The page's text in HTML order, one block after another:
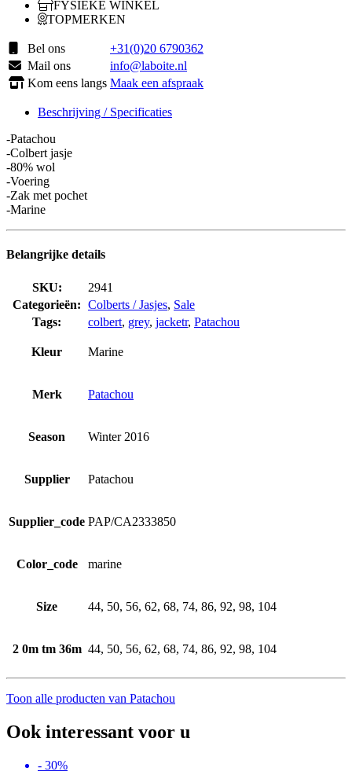
FYSIEKE WINKEL
TOPMERKEN
Bel ons
+31(0)20 6790362
Mail ons
info@laboite.nl
Kom eens langs Maak een afspraak
Beschrijving / Specificaties
-Patachou
-Colbert jasje
-80% wol
-Voering
-Zak met pochet
-Marine
Belangrijke details
SKU:
2941
Categorieën: Colberts / Jasjes, Sale
Tags:
colbert, grey, jacketr, Patachou
Kleur Marine
Merk Patachou
Season Winter 2016
Supplier Patachou
Supplier_code PAP/CA2333850
Color_code marine
Size 44, 50, 56, 62, 68, 74, 86, 92, 98, 104
2 0m tm 36m 44, 50, 56, 62, 68, 74, 86, 92, 98, 104
Toon alle producten van Patachou
Ook interessant voor u
- 30%